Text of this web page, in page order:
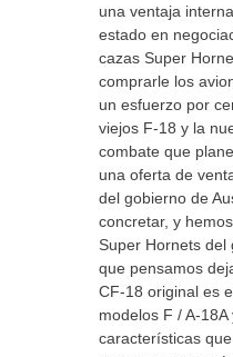
una ventaja
estado en
cazas Super
comprarle los
un esfuerzo por
viejos F-18 y la
combate que
una oferta de
del gobierno de
concretar, y
Super Hornets del
que pensamos
CF-18 original es
modelos F / A-
características